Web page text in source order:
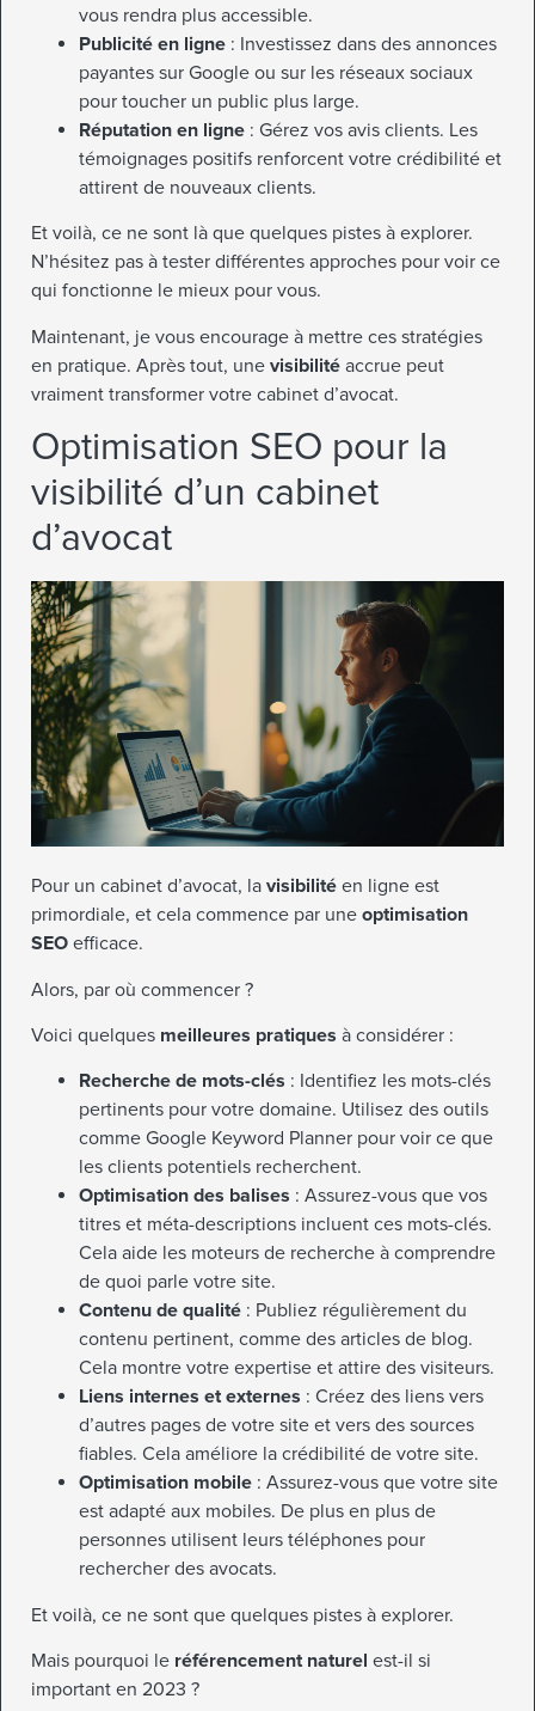
vous rendra plus accessible.
Publicité en ligne : Investissez dans des annonces
payantes sur Google ou sur les réseaux sociaux
pour toucher un public plus large.
Réputation en ligne : Gérez vos avis clients. Les
témoignages positifs renforcent votre crédibilité et
attirent de nouveaux clients.
Et voilà, ce ne sont là que quelques pistes à explorer.
N’hésitez pas à tester différentes approches pour voir ce
qui fonctionne le mieux pour vous.
Maintenant, je vous encourage à mettre ces stratégies
en pratique. Après tout, une visibilité accrue peut
vraiment transformer votre cabinet d’avocat.
Optimisation SEO pour la
visibilité d’un cabinet
d’avocat
Pour un cabinet d’avocat, la visibilité en ligne est
primordiale, et cela commence par une optimisation
SEO efficace.
Alors, par où commencer ?
Voici quelques meilleures pratiques à considérer :
Recherche de mots-clés : Identifiez les mots-clés
pertinents pour votre domaine. Utilisez des outils
comme Google Keyword Planner pour voir ce que
les clients potentiels recherchent.
Optimisation des balises : Assurez-vous que vos
titres et méta-descriptions incluent ces mots-clés.
Cela aide les moteurs de recherche à comprendre
de quoi parle votre site.
Contenu de qualité : Publiez régulièrement du
contenu pertinent, comme des articles de blog.
Cela montre votre expertise et attire des visiteurs.
Liens internes et externes : Créez des liens vers
d’autres pages de votre site et vers des sources
fiables. Cela améliore la crédibilité de votre site.
Optimisation mobile : Assurez-vous que votre site
est adapté aux mobiles. De plus en plus de
personnes utilisent leurs téléphones pour
rechercher des avocats.
Et voilà, ce ne sont que quelques pistes à explorer.
Mais pourquoi le référencement naturel est-il si
important en 2023 ?